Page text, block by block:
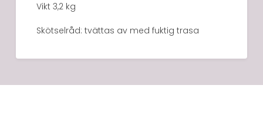
Vikt 3,2 kg
Skötselråd: tvättas av med fuktig trasa